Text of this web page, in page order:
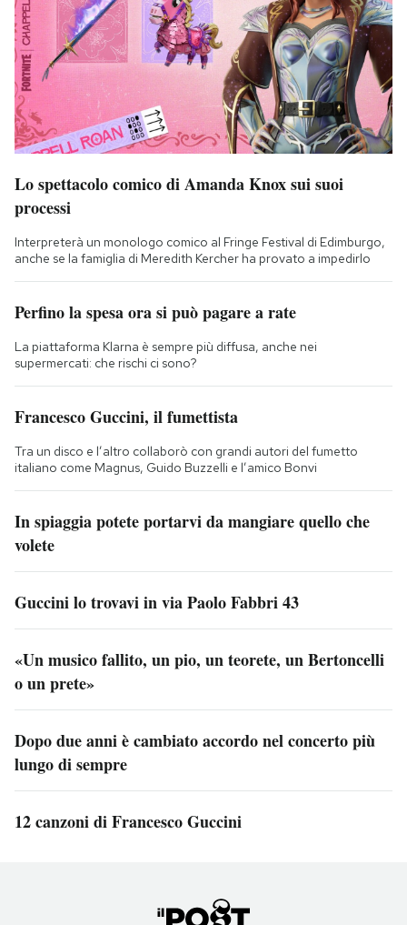
Lo spettacolo comico di Amanda Knox sui suoi
processi
Interpreterà un monologo comico al Fringe Festival di Edimburgo,
anche se la famiglia di Meredith Kercher ha provato a impedirlo
Perfino la spesa ora si può pagare a rate
La piattaforma Klarna è sempre più diffusa, anche nei
supermercati: che rischi ci sono?
Francesco Guccini, il fumettista
Tra un disco e l’altro collaborò con grandi autori del fumetto
italiano come Magnus, Guido Buzzelli e l’amico Bonvi
In spiaggia potete portarvi da mangiare quello che
volete
Guccini lo trovavi in via Paolo Fabbri 43
«Un musico fallito, un pio, un teorete, un Bertoncelli
o un prete»
Dopo due anni è cambiato accordo nel concerto più
lungo di sempre
12 canzoni di Francesco Guccini